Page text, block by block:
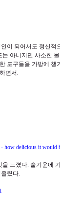
이 되어서도 정신
아니지만 사소한
도구들을 가방에
면서 .
how delicious it
을 느꼈다. 술기운에
렸다.